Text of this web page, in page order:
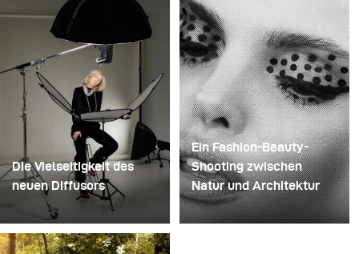
entfernte die Standfüße, bohrte ein Loch durch die Mitte
jedes einzelnen Glases und steckte sie anschließend
auf einen Bohrer. So entstand eine mehrschichtige,
rotierende Konstruktion, die die Flüssigkeit zunächst
aufnehmen und dann freigeben konnte.
Die Vielseitigkeit des
neuen Diffusors
Manche Shootings
dienen dazu, Ideen zu
Ein Fashion-Beauty-
Shooting zwischen
Natur und Architektur
Für dieses Projekt hatten